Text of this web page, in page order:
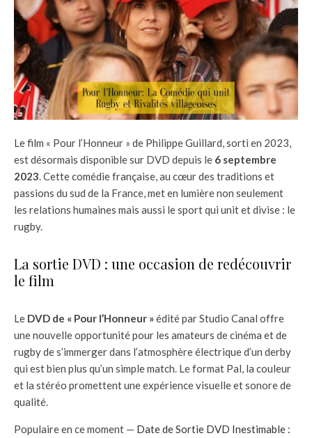
Le film « Pour l’Honneur » de Philippe Guillard, sorti en 2023,
est désormais disponible sur DVD depuis le 6 septembre
2023 . Cette comédie française, au cœur des traditions et
passions du sud de la France, met en lumière non seulement
les relations humaines mais aussi le sport qui unit et divise : le
rugby.
La sortie DVD : une occasion de redécouvrir
le film
Le DVD de « Pour l’Honneur »édité par Studio Canal offre
une nouvelle opportunité pour les amateurs de cinéma et de
rugby de s’immerger dans l’atmosphère électrique d’un derby
qui est bien plus qu’un simple match. Le format Pal, la couleur
et la stéréo promettent une expérience visuelle et sonore de
qualité.
Populaire en ce moment — Date de Sortie DVD Inestimable :